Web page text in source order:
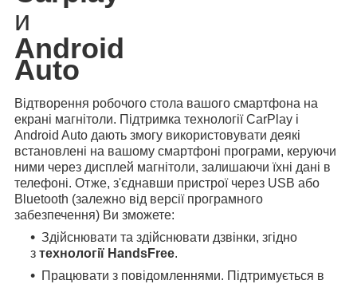
и
Android
Auto
Відтворення робочого стола вашого смартфона на
екрані магнітоли. Підтримка технології CarPlay і
Android Auto дають змогу використовувати деякі
встановлені на вашому смартфоні програми, керуючи
ними через дисплей магнітоли, залишаючи їхні дані в
телефоні. Отже, з'єднавши пристрої через USB або
Bluetooth (залежно від версії програмного
забезпечення) Ви зможете:
Здійснювати та здійснювати дзвінки, згідно
з технології HandsFree.
Працювати з повідомленнями. Підтримується в